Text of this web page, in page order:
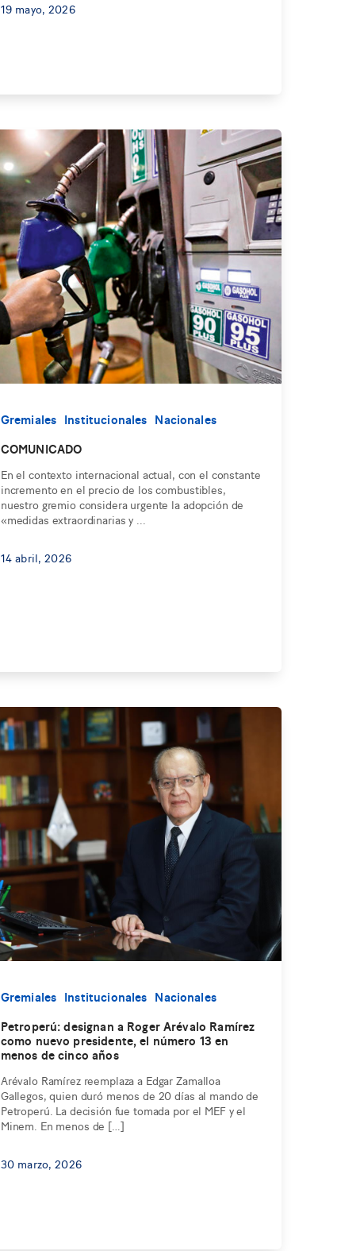
19 mayo, 2026
Gremiales Institucionales Nacionales
COMUNICADO
En el contexto internacional actual, con el constante
incremento en el precio de los combustibles,
nuestro gremio considera urgente la adopción de
«medidas extraordinarias y ...
14 abril, 2026
Gremiales Institucionales Nacionales
Petroperú: designan a Roger Arévalo Ramírez
como nuevo presidente, el número 13 en
menos de cinco años
Arévalo Ramírez reemplaza a Edgar Zamalloa
Gallegos, quien duró menos de 20 días al mando de
Petroperú. La decisión fue tomada por el MEF y el
Minem. En menos de […]
30 marzo, 2026